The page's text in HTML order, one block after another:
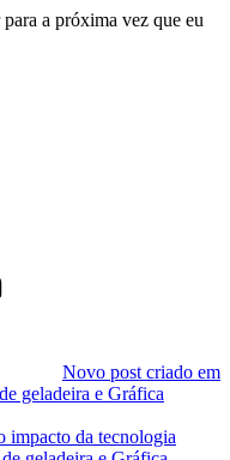
a próxima vez que eu
Novo post criado em
geladeira e Gráfica
impacto da tecnologia